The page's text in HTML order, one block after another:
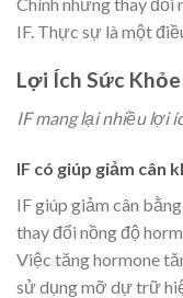
IF. Thực sự là một
Lợi Ích Sức Khỏe
IF mang lại nhiều lợi
IF có giúp giảm cân
IF giúp giảm cân
thay đổi nồng độ
Việc tăng hormone
sử dụng mỡ dự trữ